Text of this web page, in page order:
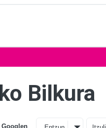
Bilkura